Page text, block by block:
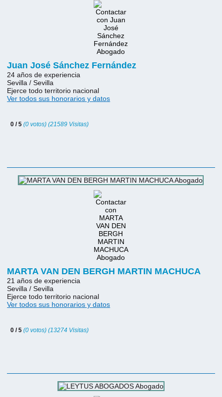
Juan José Sánchez Fernández
24 años de experiencia
Sevilla / Sevilla
Ejerce todo territorio nacional
Ver todos sus honorarios y datos
0 / 5(0 votos) (21589 Visitas)
MARTA VAN DEN BERGH MARTIN MACHUCA
21 años de experiencia
Sevilla / Sevilla
Ejerce todo territorio nacional
Ver todos sus honorarios y datos
0 / 5(0 votos) (13274 Visitas)